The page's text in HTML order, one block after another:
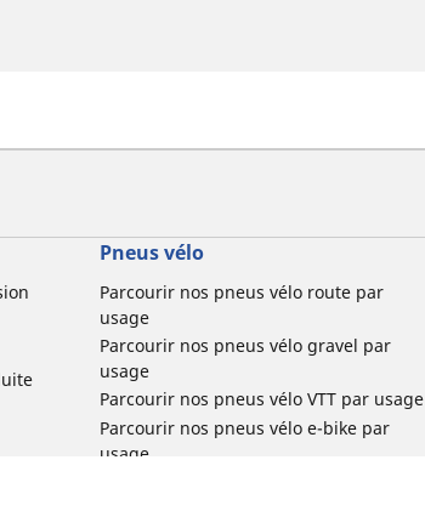
Pneus vélo
Parcourir nos pneus vélo route par
usage
Parcourir nos pneus vélo gravel par
usage
Parcourir nos pneus vélo VTT par usage
Parcourir nos pneus vélo e-bike par
usage